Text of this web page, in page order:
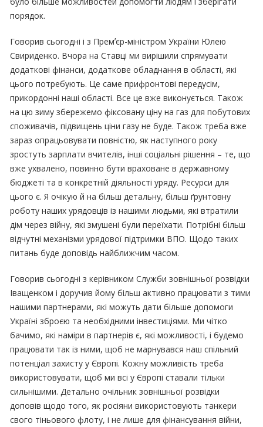
порядок.
Говорив сьогодні і з Премʼєр-міністром України Юлею
Свириденко. Вчора на Ставці ми вирішили спрямувати
додаткові фінанси, додаткове обладнання в області, які
цього потребують. Це саме прифронтові передусім,
прикордонні наші області. Все це вже виконується. Також
на цю зиму збережемо фіксовану ціну на газ для побутових
споживачів, підвищень ціни газу не буде. Також треба вже
зараз опрацьовувати повністю, як наступного року
зростуть зарплати вчителів, інші соціальні рішення – те, що
вже ухвалено, повинно бути враховане в державному
бюджеті та в конкретній діяльності уряду. Ресурси для
цього є. Я очікую й на більш детальну, більш ґрунтовну
роботу наших урядовців із нашими людьми, які втратили
дім через війну, які змушені були переїхати. Потрібні більш
відчутні механізми урядової підтримки ВПО. Щодо таких
питань буде доповідь найближчим часом.
Говорив сьогодні з керівником Служби зовнішньої розвідки
Іващенком і доручив йому більш активно працювати з тими
нашими партнерами, які можуть дати більше допомоги
Україні зброєю та необхідними інвестиціями. Ми чітко
бачимо, які наміри в партнерів є, які можливості, і будемо
працювати так із ними, щоб не марнувався наш спільний
потенціал захисту у Європі. Кожну можливість треба
використовувати, щоб ми всі у Європі ставали тільки
сильнішими. Детально очільник зовнішньої розвідки
доповів щодо того, як росіяни використовують танкери
свого тіньового флоту, і не лише для фінансування війни,